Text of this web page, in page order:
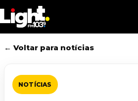
to
main
content
← Voltar para notícias
NOTÍCIAS